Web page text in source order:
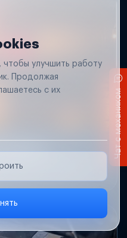
восстановим
улучшить работу
Продолжая
с их
Чат с механиком